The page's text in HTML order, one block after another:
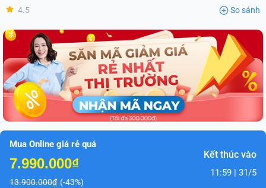
4.5 So sánh
Mua Online giá rẻ quá
7.990.000₫
13.900.000₫ (-43%)
Kết thúc vào
11:59 | 31/5